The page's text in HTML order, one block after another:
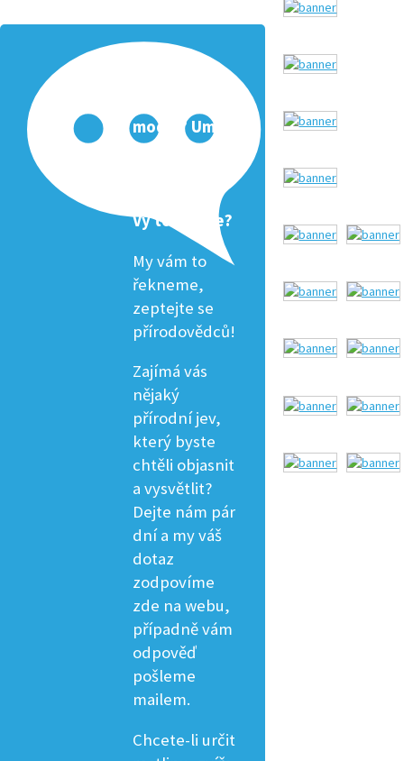
modrá? Umí
žirafa plavat?
Vy to nevíte?
My vám to
řekneme,
zeptejte se
přírodovědců!
Zajímá vás
nějaký
přírodní jev,
který byste
chtěli objasnit
a vysvětlit?
Dejte nám pár
dní a my váš
dotaz
zodpovíme
zde na webu,
případně vám
odpověď
pošleme
mailem.
Chcete-li určit